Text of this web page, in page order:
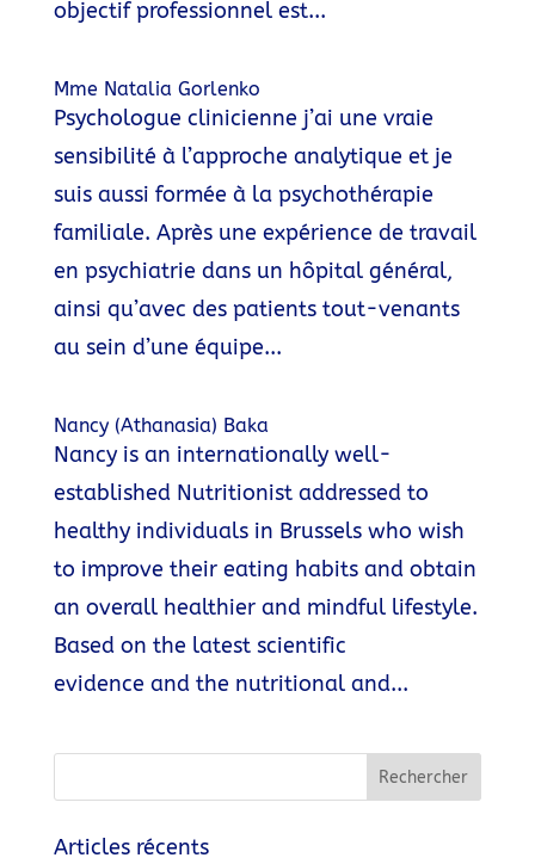
objectif professionnel est...
Mme Natalia Gorlenko
Psychologue clinicienne j’ai une vraie
sensibilité à l’approche analytique et je
suis aussi formée à la psychothérapie
familiale. Après une expérience de travail
en psychiatrie dans un hôpital général,
ainsi qu’avec des patients tout-venants
au sein d’une équipe...
Nancy (Athanasia) Baka
Nancy is an internationally well-
established Nutritionist addressed to
healthy individuals in Brussels who wish
to improve their eating habits and obtain
an overall healthier and mindful lifestyle.
Based on the latest scientific
evidence and the nutritional and...
Articles récents